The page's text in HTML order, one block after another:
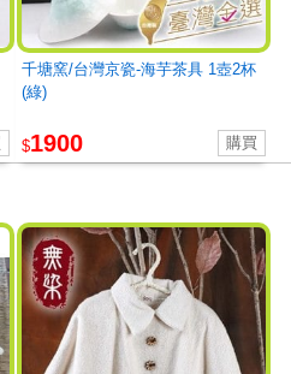
千塘窯/台灣京瓷-海芋茶具 1壺2杯
(綠)
$1900